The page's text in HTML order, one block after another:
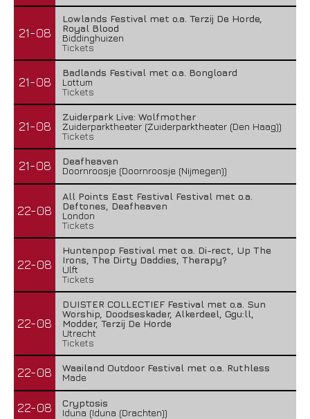
21-08
Lowlands Festival met o.a. Terzij De Horde,
Royal Blood
Biddinghuizen
Tickets
21-08
Badlands Festival met o.a. Bongloard
Lottum
Tickets
21-08
Zuiderpark Live: Wolfmother
Zuiderparktheater (Zuiderparktheater (Den Haag))
Tickets
21-08
Deafheaven
Doornroosje (Doornroosje (Nijmegen))
22-08
All Points East Festival Festival met o.a.
Deftones, Deafheaven
London
Tickets
22-08
Huntenpop Festival met o.a. Di-rect, Up The
Irons, The Dirty Daddies, Therapy?
Ulft
Tickets
22-08
DUISTER COLLECTIEF Festival met o.a. Sun
Worship, Doodseskader, Alkerdeel, Ggu:ll,
Modder, Terzij De Horde
Utrecht
Tickets
22-08
Waailand Outdoor Festival met o.a. Ruthless
Made
22-08
Cryptosis
Iduna (Iduna (Drachten))